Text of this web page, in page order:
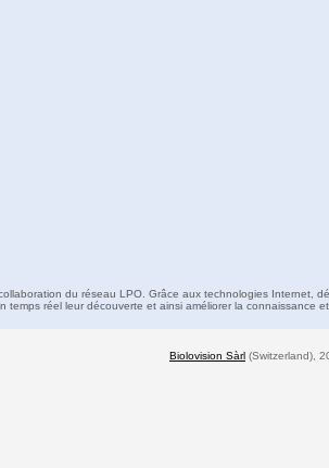
du réseau LPO. Grâce aux technologies Internet,
temps réel leur découverte et ainsi améliorer la connaissance
Biolovision Sàrl (Switzerland),